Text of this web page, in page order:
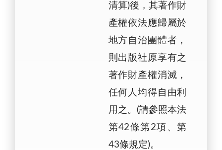
清算)後，其著作財
產權依法應歸屬於
地方自治團體者，
則出版社原享有之
著作財產權消滅，
任何人均得自由利
用之。(請參照本法
第42條第2項、第
43條規定)。